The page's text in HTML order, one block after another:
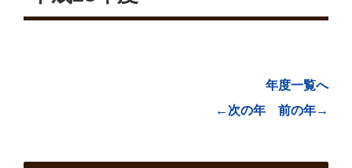
年度一覧へ
←次の年
前の年→